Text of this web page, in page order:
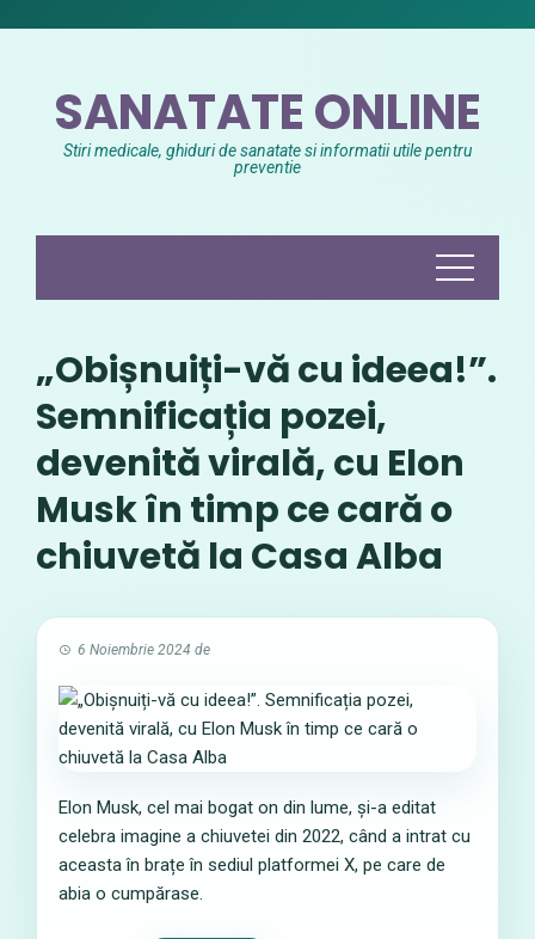
SANATATE ONLINE
Stiri medicale, ghiduri de sanatate si informatii utile pentru
preventie
„Obișnuiți-vă cu ideea!”.
Semnificația pozei,
devenită virală, cu Elon
Musk în timp ce cară o
chiuvetă la Casa Alba
6 Noiembrie 2024 de
Elon Musk, cel mai bogat on din lume, și-a editat
celebra imagine a chiuvetei din 2022, când a intrat cu
aceasta în brațe în sediul platformei X, pe care de
abia o cumpărase.